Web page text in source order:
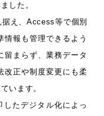
した。
え、Access等で個別
情報も管理できるよう
留まらず、業務データ
改正や制度変更にも柔
います。
たデジタル化によっ